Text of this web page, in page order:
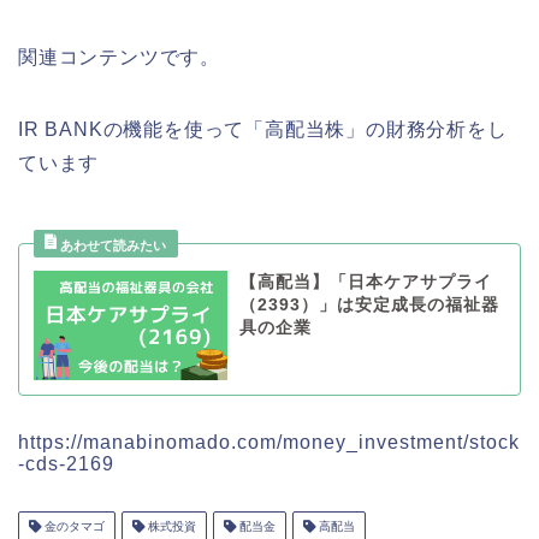
関連コンテンツです。
IR BANKの機能を使って「高配当株」の財務分析をし
ています
【高配当】「日本ケアサプライ
（2393）」は安定成長の福祉器
具の企業
https://manabinomado.com/money_investment/stock
-cds-2169
金のタマゴ 株式投資 配当金 高配当